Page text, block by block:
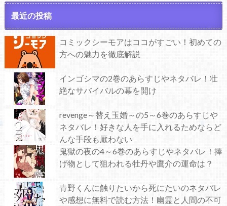
最近の投稿
コミックシーモアはココがすごい！初めての
方への魅力を徹底解説
インゴシマの2巻のあらすじやネタバレ！壮
絶なサバイバルの幕を開け
revenge～替え玉婚～の5～6巻のあらすじや
ネタバレ！好きな人を手に入れるためならど
んな手段も厭わない
鬼獄の夜の4～6巻のあらすじやネタバレ！捧
げ物として狙われる牡丹や鷹介の運命は？
青野くんに触りたいから死にたいのネタバレ
や感想に無料で読む方法！幽霊と人間の不可